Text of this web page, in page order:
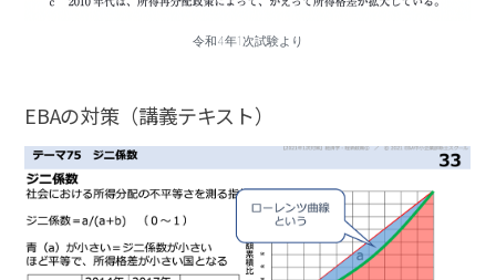
令和4年1次試験より
EBAの対策（講義テキスト）